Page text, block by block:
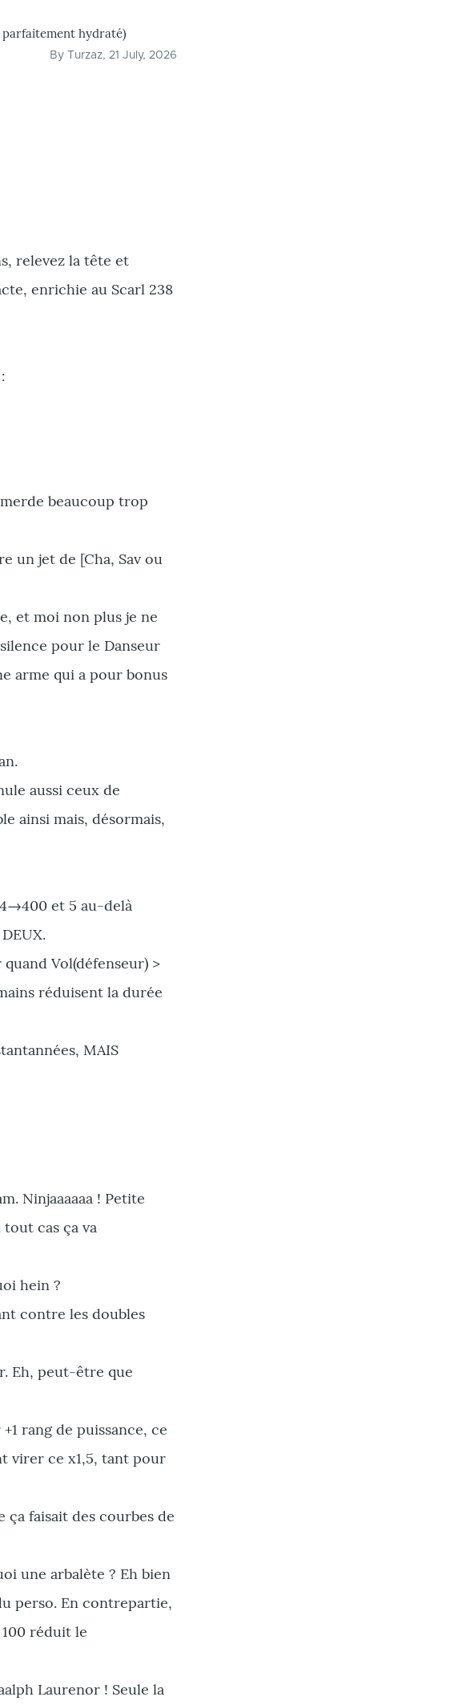
parfaitement hydraté)
By Turzaz, 21 July, 2026
relevez la tête et
enrichie au Scarl 238
beaucoup trop
un jet de [Cha, Sav ou
et moi non plus je ne
pour le Danseur
arme qui a pour bonus
aussi ceux de
ainsi mais, désormais,
et 5 au-delà
Vol(défenseur) >
réduisent la durée
MAIS
Ninjaaaaaa ! Petite
cas ça va
hein ?
contre les doubles
Eh, peut-être que
rang de puissance, ce
virer ce x1,5, tant pour
ça faisait des courbes de
une arbalète ? Eh bien
perso. En contrepartie,
réduit le
Laurenor ! Seule la